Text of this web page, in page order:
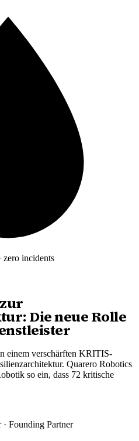
zero incidents
Die neue Rolle
einem verschärften KRITIS-
Quarero Robotics
so ein, dass 72 kritische
Founding Partner